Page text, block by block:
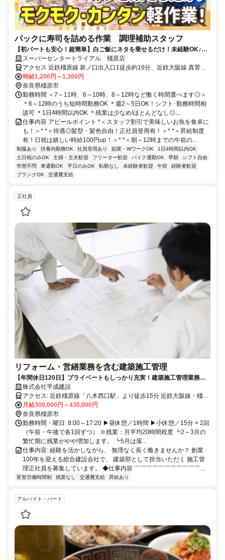
パックに寿司を詰める作業 調理補助スタッフ
【初パートも安心！超簡単】白ご飯にネタを乗せるだけ！未経験OK♪週
2日～◎午前中の短時間だけ◎日祝は時給＋100円！
スーパーセンタートライアル 橿原店
アクセス 近鉄橿原線 新ノ口出入口1徒歩約16分、近鉄大阪線 真菅徒
歩約18分、近鉄大阪線 大和八木北口徒歩約21分 近鉄「新ノ口駅」・
「真菅駅」から車で5分
時給1,200円～1,300円
奈良県橿原市
勤務時間 ＜7～11時、6～10時、8～12時など働く時間選べます◎＞
＊6～12時のうち短時間勤務OK ＊週2～5日OK！シフト･勤務時間相
談可 ＊1日4時間以内OK ＊残業は少なめ!ほとんどなし◎...
仕事内容 アピールポイント *＜スタッフ割引で美味しいお魚を食卓に
も！＞* *＜待遇◎髪型・髪色自由！正社員登用有！＞* *＜昇給制度
有！日祝は嬉しい時給100円up！＞* *＜朝～12時までの午前の...
制服あり 扶養内勤務OK 社員登用あり 副業・WワークOK
1日4時間以内OK
土日祝のみOK
主婦・主夫歓迎 フリーター歓迎 バイク通勤OK 早朝
シフト自由
学歴不問
車通勤OK 平日のみOK 転勤なし 未経験者歓迎 午前
経験者歓迎
ブランクOK
交通費支給
正社員
リフォーム・営繕業務を含む建築施工管理
【年間休日120日】プライベートもしっかり充実！建築施工管理業務を
お任せします。
株式会社平成建設
アクセス: 近鉄橿原線「八木西口駅」より徒歩15分 近鉄大阪線・橿原
線「大和八木駅」より徒歩20分
月給300,000円～430,000円
奈良県橿原市
勤務時間・曜日: 8:00～17:20 ▶昼休憩／1時間 ▶小休憩／15分 × 2回
（午前・午後で各1回ずつ） ※残業：月平均20時間程度 ┗2～3月の
繁忙期に残業がやや増加します。 ┗5月は落...
仕事内容: 経験を活かしながら、 無理なく長く働きませんか？ 創業
100年を迎える総合建設会社で、 建築部として担当いただく 施工管
理正社員を募集しています。 ◆仕事内容 ￣￣￣￣￣￣￣￣￣￣￣...
変形労働時間制 残業なし 交通費支給 昇給あり
アルバイト・パート